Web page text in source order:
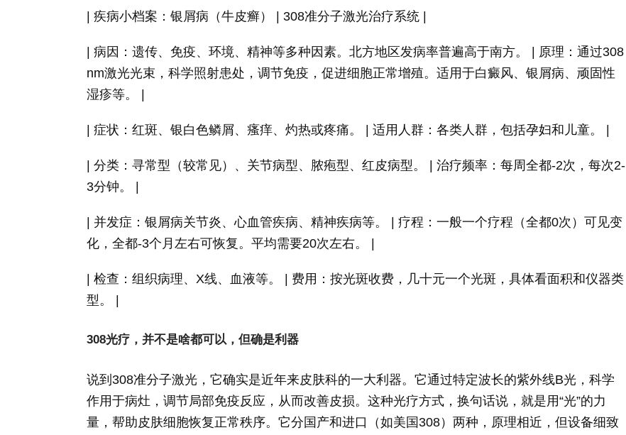
| 疾病小档案：银屑病（牛皮癣） | 308准分子激光治疗系统 |
| 病因：遗传、免疫、环境、精神等多种因素。北方地区发病率普遍高于南方。 | 原理：通过308
nm激光光束，科学照射患处，调节免疫，促进细胞正常增殖。适用于白癜风、银屑病、顽固性
湿疹等。 |
| 症状：红斑、银白色鳞屑、瘙痒、灼热或疼痛。 | 适用人群：各类人群，包括孕妇和儿童。 |
| 分类：寻常型（较常见）、关节病型、脓疱型、红皮病型。 | 治疗频率：每周全都-2次，每次2-
3分钟。 |
| 并发症：银屑病关节炎、心血管疾病、精神疾病等。 | 疗程：一般一个疗程（全都0次）可见变
化，全都-3个月左右可恢复。平均需要20次左右。 |
| 检查：组织病理、X线、血液等。 | 费用：按光斑收费，几十元一个光斑，具体看面积和仪器类
型。 |
308光疗，并不是啥都可以，但确是利器
说到308准分子激光，它确实是近年来皮肤科的一大利器。它通过特定波长的紫外线B光，科学
作用于病灶，调节局部免疫反应，从而改善皮损。这种光疗方式，换句话说，就是用“光”的力
量，帮助皮肤细胞恢复正常秩序。它分国产和进口（如美国308）两种，原理相近，但设备细致